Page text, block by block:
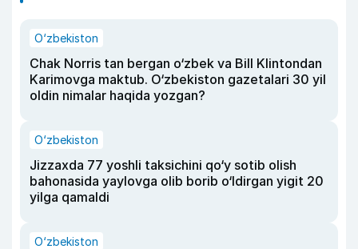
O‘zbekiston
Chak Norris tan bergan o‘zbek va Bill Klintondan
Karimovga maktub. O‘zbekiston gazetalari 30 yil
oldin nimalar haqida yozgan?
O‘zbekiston
Jizzaxda 77 yoshli taksichini qo‘y sotib olish
bahonasida yaylovga olib borib o‘ldirgan yigit 20
yilga qamaldi
O‘zbekiston